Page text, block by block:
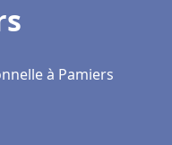
à Pamiers